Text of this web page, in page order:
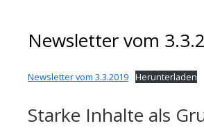
Newsletter vom
Newsletter vom 3.3.2019 Herunterladen
Starke Inhalte als